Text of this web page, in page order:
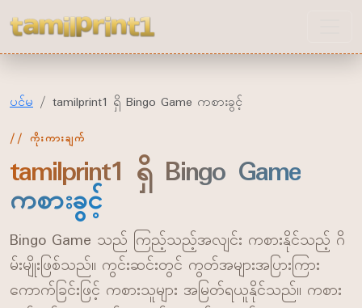
tamilprint1
ပင်မ tamilprint1 ရှိ Bingo Game ကစားခွင့်
ကိုးကားချက်
tamilprint1 ရှိ Bingo Game
ကစားခွင့်
Bingo Game သည် ကြည့်သည့်အလျင်း ကစားနိုင်သည့် ဂိ
မ်းမျိုးဖြစ်သည်။ ကွင်းဆင်းတွင် ကွတ်အများအပြားကြား
ကောက်ခြင်းဖြင့် ကစားသူများ အမြတ်ရယူနိုင်သည်။ ကစား